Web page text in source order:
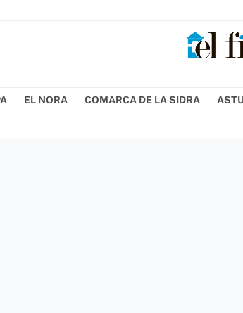
EL NORA COMARCA DE LA SIDRA